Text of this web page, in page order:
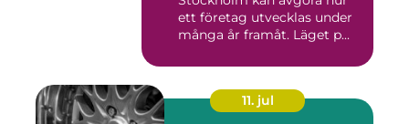
ett företag utvecklas under
många år framåt. Läget p...
11. jul